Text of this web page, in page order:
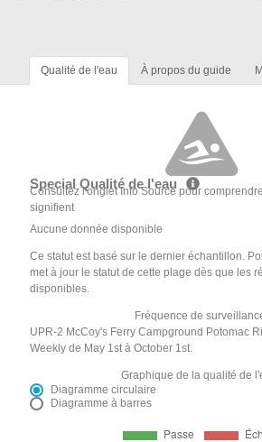
Qualité de l'eau À propos du guide
Special Qualité de l'eau
Consultez l'onglet Info Source pour
signifient
Aucune donnée disponible
Ce statut est basé sur le dernier échantillon.
met à jour le statut de cette plage dès que les
disponibles.
Fréquence de
UPR-2 McCoy's Ferry Campground Potomac
Weekly de May 1st à October 1st.
Graphique de la qualité de
Diagramme circulaire
Diagramme à barres